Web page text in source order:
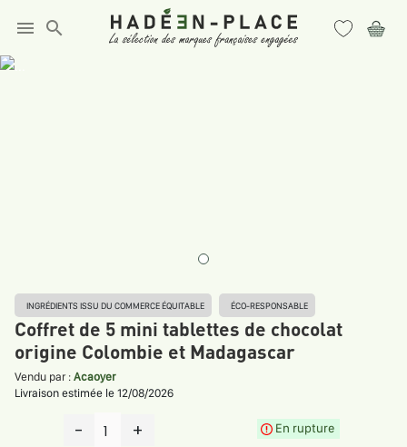
menu search
INGRÉDIENTS ISSU DU COMMERCE ÉQUITABLE ÉCO-RESPONSABLE
Coffret de 5 mini tablettes de chocolat
origine Colombie et Madagascar
Vendu par : Acaoyer
Livraison estimée le 12/08/2026
- 1 + En rupture